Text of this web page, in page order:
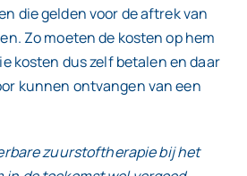
die gelden voor de aftrek van
Zo moeten de kosten op hem
kosten dus zelf betalen en daar
kunnen ontvangen van een
zuurstoftherapie bij het